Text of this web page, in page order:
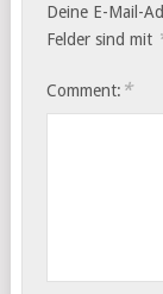
Deine E-Mail-
Felder sind mit
Comment: *